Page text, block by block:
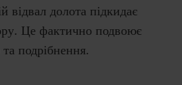
відвал долота підкидає
Це фактично подвоює
подрібнення.